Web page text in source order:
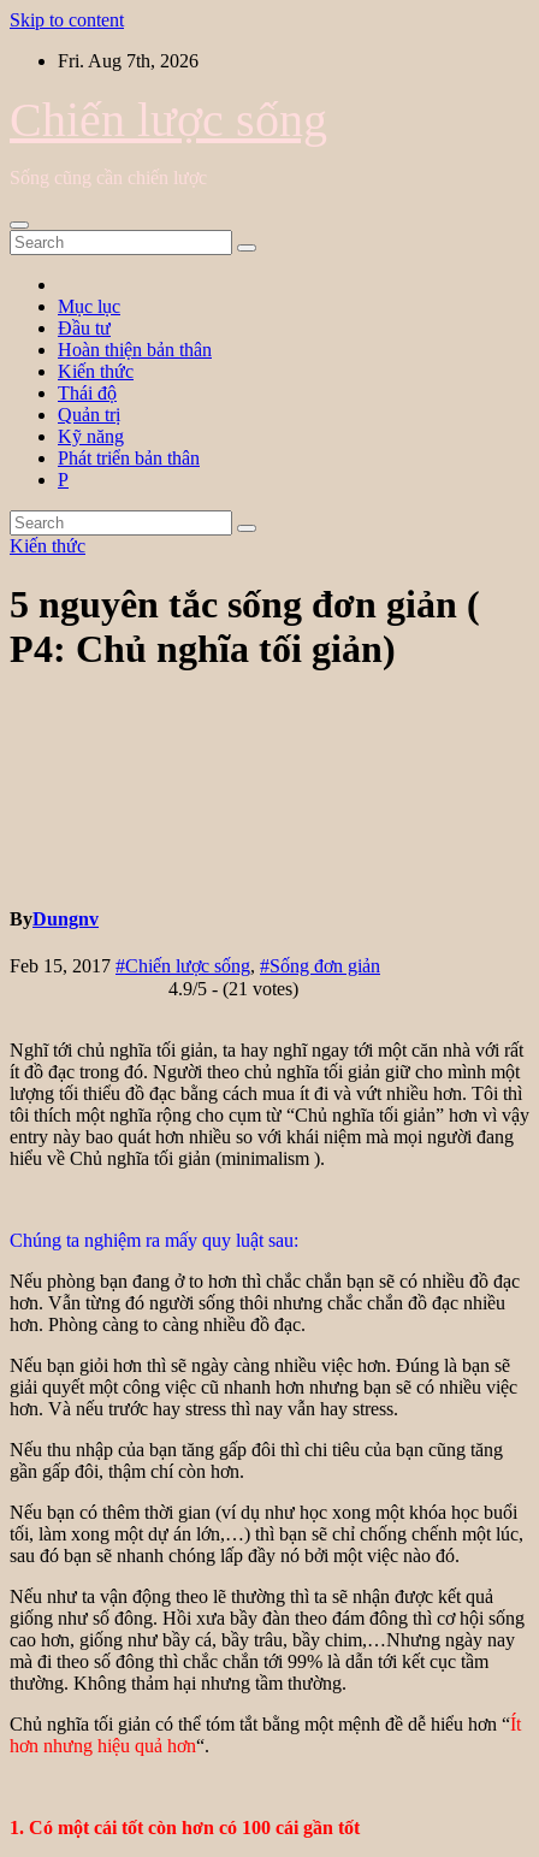
Skip to content
Fri. Aug 7th, 2026
Chiến lược sống
Sống cũng cần chiến lược
Mục lục
Đầu tư
Hoàn thiện bản thân
Kiến thức
Thái độ
Quản trị
Kỹ năng
Phát triển bản thân
P
Kiến thức
5 nguyên tắc sống đơn giản (
P4: Chủ nghĩa tối giản)
ByDungnv
Feb 15, 2017 #Chiến lược sống, #Sống đơn giản
4.9/5 - (21 votes)
Nghĩ tới chủ nghĩa tối giản, ta hay nghĩ ngay tới một căn nhà với rất
ít đồ đạc trong đó. Người theo chủ nghĩa tối giản giữ cho mình một
lượng tối thiểu đồ đạc bằng cách mua ít đi và vứt nhiều hơn. Tôi thì
tôi thích một nghĩa rộng cho cụm từ “Chủ nghĩa tối giản” hơn vì vậy
entry này bao quát hơn nhiều so với khái niệm mà mọi người đang
hiểu về Chủ nghĩa tối giản (minimalism ).
Chúng ta nghiệm ra mấy quy luật sau:
Nếu phòng bạn đang ở to hơn thì chắc chắn bạn sẽ có nhiều đồ đạc
hơn. Vẫn từng đó người sống thôi nhưng chắc chắn đồ đạc nhiều
hơn. Phòng càng to càng nhiều đồ đạc.
Nếu bạn giỏi hơn thì sẽ ngày càng nhiều việc hơn. Đúng là bạn sẽ
giải quyết một công việc cũ nhanh hơn nhưng bạn sẽ có nhiều việc
hơn. Và nếu trước hay stress thì nay vẫn hay stress.
Nếu thu nhập của bạn tăng gấp đôi thì chi tiêu của bạn cũng tăng
gần gấp đôi, thậm chí còn hơn.
Nếu bạn có thêm thời gian (ví dụ như học xong một khóa học buổi
tối, làm xong một dự án lớn,…) thì bạn sẽ chỉ chống chếnh một lúc,
sau đó bạn sẽ nhanh chóng lấp đầy nó bởi một việc nào đó.
Nếu như ta vận động theo lẽ thường thì ta sẽ nhận được kết quả
giống như số đông. Hồi xưa bầy đàn theo đám đông thì cơ hội sống
cao hơn, giống như bầy cá, bầy trâu, bầy chim,…Nhưng ngày nay
mà đi theo số đông thì chắc chắn tới 99% là dẫn tới kết cục tầm
thường. Không thảm hại nhưng tầm thường.
Chủ nghĩa tối giản có thể tóm tắt bằng một mệnh đề dễ hiểu hơn “Ít
hơn nhưng hiệu quả hơn“.
1. Có một cái tốt còn hơn có 100 cái gần tốt